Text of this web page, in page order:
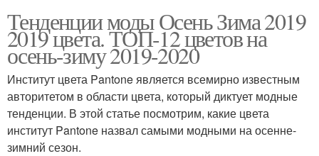
Тенденции моды Осень Зима 2019
2019 цвета. ТОП-12 цветов на
осень-зиму 2019-2020
Институт цвета Pantone является всемирно известным
авторитетом в области цвета, который диктует модные
тенденции. В этой статье посмотрим, какие цвета
институт Pantone назвал самыми модными на осенне-
зимний сезон.